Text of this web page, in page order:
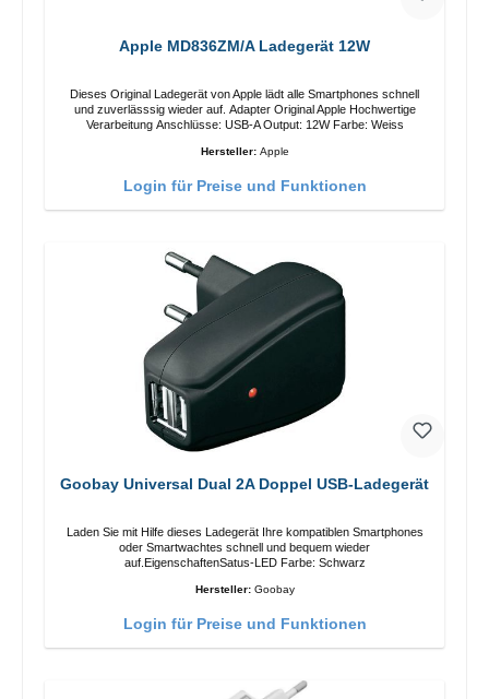
Apple MD836ZM/A Ladegerät 12W
Dieses Original Ladegerät von Apple lädt alle Smartphones schnell
und zuverlässsig wieder auf. Adapter Original Apple Hochwertige
Verarbeitung Anschlüsse: USB-A Output: 12W Farbe: Weiss
Hersteller: Apple
Login für Preise und Funktionen
Goobay Universal Dual 2A Doppel USB-Ladegerät
Laden Sie mit Hilfe dieses Ladegerät Ihre kompatiblen Smartphones
oder Smartwachtes schnell und bequem wieder
auf.EigenschaftenSatus-LED Farbe: Schwarz
Hersteller: Goobay
Login für Preise und Funktionen